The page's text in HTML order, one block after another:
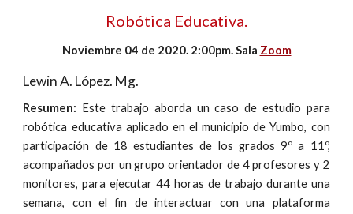
Robótica Educativa.
Noviembre 04 de 2020. 2:00pm. Sala Zoom
Lewin A. López. Mg.
Resumen: Este trabajo aborda un caso de estudio para
robótica educativa aplicado en el municipio de Yumbo, con
participación de 18 estudiantes de los grados 9º a 11º,
acompañados por un grupo orientador de 4 profesores y 2
monitores, para ejecutar 44 horas de trabajo durante una
semana, con el fin de interactuar con una plataforma